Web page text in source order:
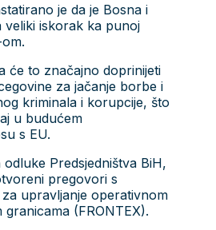
je da je Bosna i
veliki iskorak ka punoj
će to značajno doprinijeti
za jačanje borbe i
kriminala i korupcije, što
u budućem
s EU.
Predsjedništva BiH,
pregovori s
upravljanje operativnom
(FRONTEX).